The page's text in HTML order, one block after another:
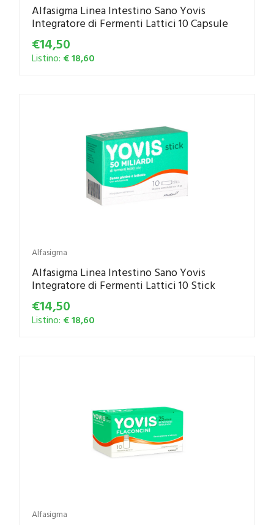
Alfasigma Linea Intestino Sano Yovis
Integratore di Fermenti Lattici 10 Capsule
€14,50
Listino: € 18,60
Alfasigma
Alfasigma Linea Intestino Sano Yovis
Integratore di Fermenti Lattici 10 Stick
€14,50
Listino: € 18,60
Alfasigma